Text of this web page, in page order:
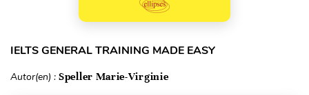
IELTS GENERAL TRAINING MADE EASY
Autor(en) : Speller Marie-Virginie